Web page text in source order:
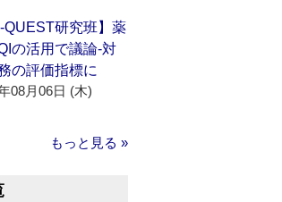
QUEST研究班】薬
の活用で議論‐対
の評価指標に
08月06日 (木)
もっと見る »